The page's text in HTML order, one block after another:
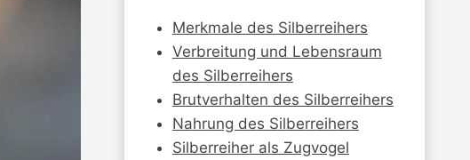
Merkmale des Silberreihers
Verbreitung und Lebensraum
des Silberreihers
Brutverhalten des Silberreihers
Nahrung des Silberreihers
Silberreiher als Zugvogel